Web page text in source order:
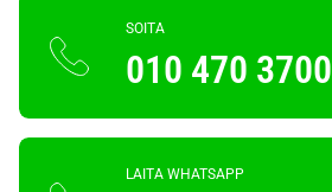
SOITA
010 470 3700
LAITA WHATSAPP